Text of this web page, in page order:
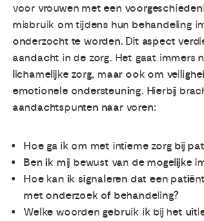
voor vrouwen met een
misbruik om tijdens hun behandeling
onderzocht te worden. Dit aspect
aandacht in de zorg. Het gaat immers
lichamelijke zorg, maar ook om
emotionele ondersteuning. Hierbij
aandachtspunten naar voren:
Hoe ga ik om met intieme zorg bij
Ben ik mij bewust van de mogelijke
Hoe kan ik signaleren dat een
met onderzoek of behandeling?
Welke woorden gebruik ik bij het